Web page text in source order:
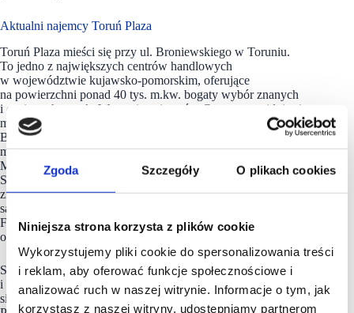
Zgoda Szczegóły O plikach cookies
Niniejsza strona korzysta z plików cookie
Wykorzystujemy pliki cookie do spersonalizowania treści
i reklam, aby oferować funkcje społecznościowe i
analizować ruch w naszej witrynie. Informacje o tym, jak
korzystasz z naszej witryny, udostępniamy partnerom
Aktualni najemcy Toruń Plaza
Toruń Plaza mieści się przy ul. Broniewskiego w Toruniu.
To jedno z największych centrów handlowych
w województwie kujawsko-pomorskim, oferujące
na powierzchni ponad 40 tys. m.kw. bogaty wybór znanych
i cenionych marek. W gronie najemców Centrum znajdują się
m.in. Zara, Massimo Dutti, Bershka, Stradivarius, Pull &amp;
Bear, H&amp;M, NewYorker, C&amp;A, pełne portfolio
marek należących do grupy LPP, dwupoziomowy salon TK
Maxx oraz wielkopowierzchniowe sklepy Half Price, Martes
Sport, Sports Direct i Mediaexpert. To również w Toruń Plaza
znajduje się supermarket Lidl, całodobowa siłownia CityFit, 8-
salowe kino Cinema City, jedyna w Toruniu Sala Zabaw
Fikołki oraz wielotorowa kręgielnia Lucky Star, a także szeroka
oferta restauracji i kawiarni.
ST Plaza Management to spółka zajmująca się komercjalizacją
i zarządzaniem obiektami handlowymi. W jej portfolio znajdują
się 3 centra handlowo-rozrywkowe – Toruń Plaza, Suwałki